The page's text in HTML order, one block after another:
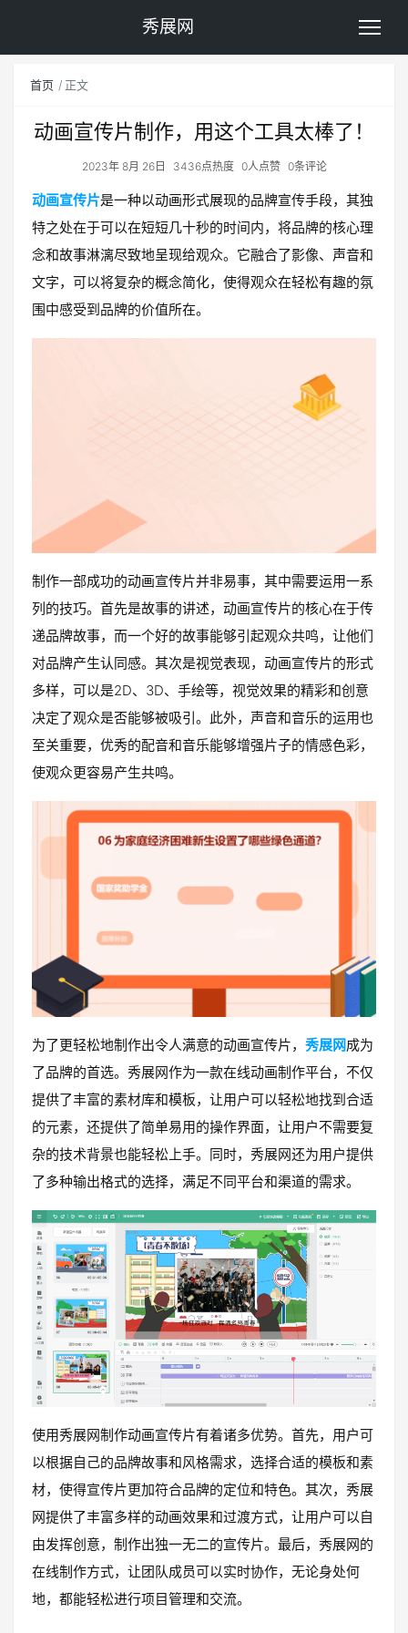
秀展网
首页 正文
动画宣传片制作，用这个工具太棒了！
2023年 8月 26日 3436点热度 0人点赞 0条评论
动画宣传片是一种以动画形式展现的品牌宣传手段，其独
特之处在于可以在短短几十秒的时间内，将品牌的核心理
念和故事淋漓尽致地呈现给观众。它融合了影像、声音和
文字，可以将复杂的概念简化，使得观众在轻松有趣的氛
围中感受到品牌的价值所在。
制作一部成功的动画宣传片并非易事，其中需要运用一系
列的技巧。首先是故事的讲述，动画宣传片的核心在于传
递品牌故事，而一个好的故事能够引起观众共鸣，让他们
对品牌产生认同感。其次是视觉表现，动画宣传片的形式
多样，可以是2D、3D、手绘等，视觉效果的精彩和创意
决定了观众是否能够被吸引。此外，声音和音乐的运用也
至关重要，优秀的配音和音乐能够增强片子的情感色彩，
使观众更容易产生共鸣。
为了更轻松地制作出令人满意的动画宣传片， 秀展网成为
了品牌的首选。秀展网作为一款在线动画制作平台，不仅
提供了丰富的素材库和模板，让用户可以轻松地找到合适
的元素，还提供了简单易用的操作界面，让用户不需要复
杂的技术背景也能轻松上手。同时，秀展网还为用户提供
了多种输出格式的选择，满足不同平台和渠道的需求。
使用秀展网制作动画宣传片有着诸多优势。首先，用户可
以根据自己的品牌故事和风格需求，选择合适的模板和素
材，使得宣传片更加符合品牌的定位和特色。其次，秀展
网提供了丰富多样的动画效果和过渡方式，让用户可以自
由发挥创意，制作出独一无二的宣传片。最后，秀展网的
在线制作方式，让团队成员可以实时协作，无论身处何
地，都能轻松进行项目管理和交流。